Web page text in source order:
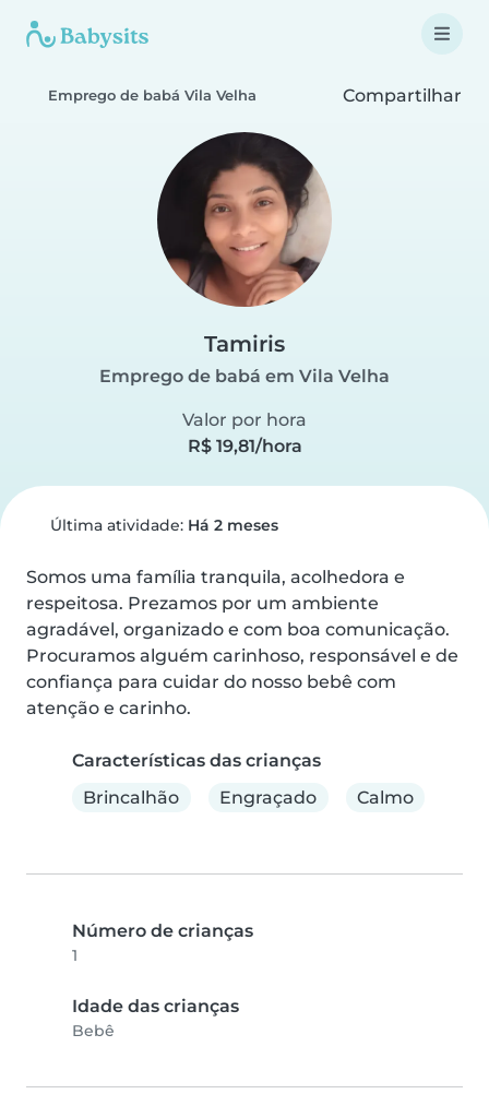
Emprego de babá Vila Velha Compartilhar
Tamiris
Emprego de babá em Vila Velha
Valor por hora
R$ 19,81/hora
Última atividade: Há 2 meses
Somos uma família tranquila, acolhedora e
respeitosa. Prezamos por um ambiente
agradável, organizado e com boa comunicação.
Procuramos alguém carinhoso, responsável e de
confiança para cuidar do nosso bebê com
atenção e carinho.
Características das crianças
Brincalhão
Engraçado Calmo
Número de crianças
1
Idade das crianças
Bebê